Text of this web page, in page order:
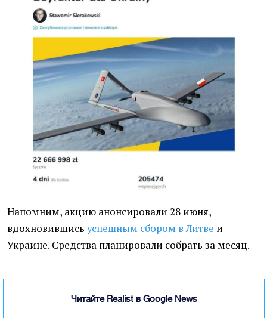
Напомним, акцию анонсировали 28 июня,
вдохновившись успешным сбором в Литве и
Украине. Средства планировали собрать за месяц.
Читайте Realist в Google News